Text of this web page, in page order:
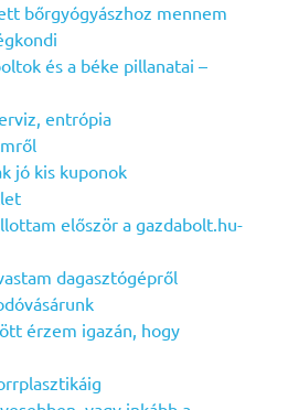
bőrgyógyászhoz mennem
és a béke pillanatai –
entrópia
jó kis kuponok
először a gazdabolt.hu-
dagasztógépről
érzem igazán, hogy